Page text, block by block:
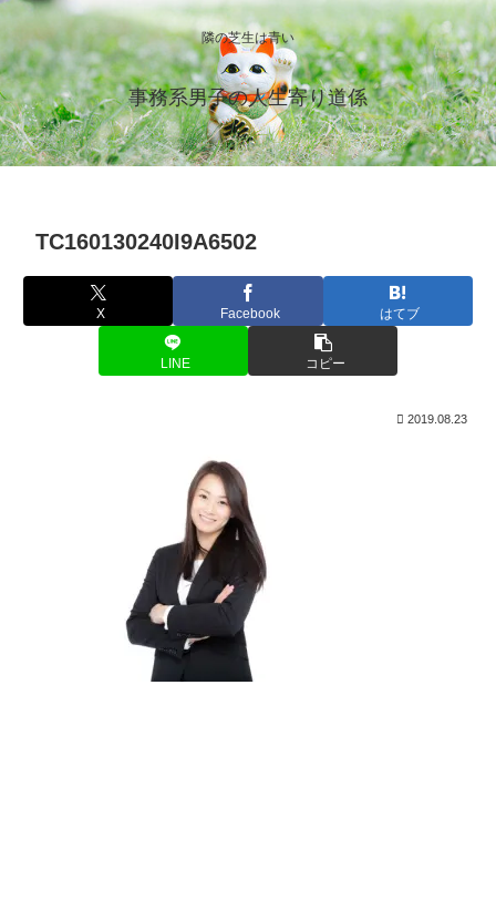
隣の芝生は青い
事務系男子の人生寄り道係
TC160130240I9A6502
X Facebook はてブ
LINE コピー
2019.08.23